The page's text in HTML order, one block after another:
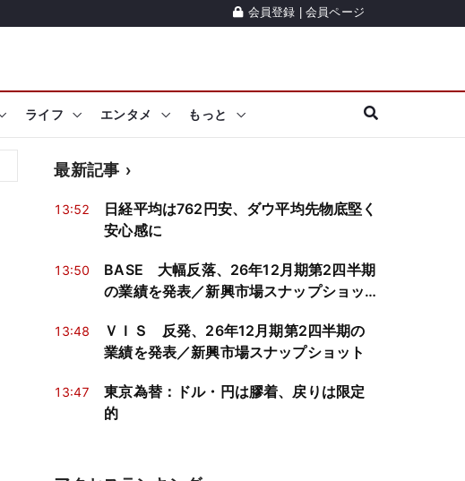
会員登録 会員ページ
ライフ エンタメ もっと
最新記事
13:52
日経平均は762円安、ダウ平均先物底堅く
安心感に
13:50
BASE 大幅反落、26年12月期第2四半期
の業績を発表／新興市場スナップショッ
13:48
ＶＩＳ 反発、26年12月期第2四半期の
業績を発表／新興市場スナップショット
13:47
東京為替：ドル・円は膠着、戻りは限定
的